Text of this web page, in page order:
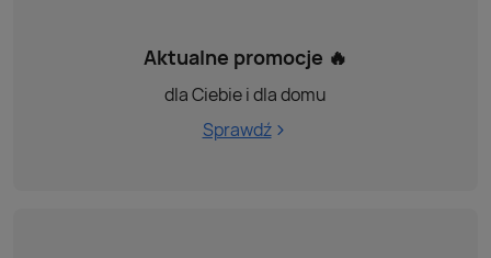
Aktualne promocje 🔥
dla Ciebie i dla domu
Sprawdź